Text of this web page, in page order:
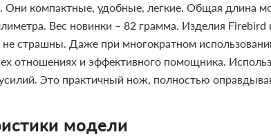
Они компактные, удобные, легкие. Общая длина
Вес новинки – 82 грамма. Изделия
не страшны. Даже при многократном
отношениях и эффективного помощника.
Это практичный нож, полностью
модели